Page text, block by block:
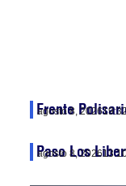
Frente
agosto 8, 2026
Paso Los
agosto 8, 202613:10